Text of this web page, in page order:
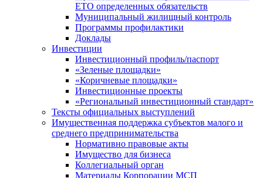
ЕТО определенных обязательств
Муниципальный жилищный контроль
Программы профилактики
Доклады
Инвестиции
Инвестиционный профиль/паспорт
«Зеленые площадки»
«Коричневые площадки»
Инвестиционные проекты
«Региональный инвестиционный стандарт»
Тексты официальных выступлений
Имущественная поддержка субъектов малого и
среднего предпринимательства
Нормативно правовые акты
Имущество для бизнеса
Коллегиальный орган
Материалы Корпорации МСП